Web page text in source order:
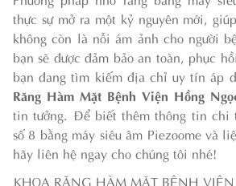
thực sự mở ra một kỷ nguyên mới,
không còn là nỗi ám ảnh cho người
bạn sẽ được đảm bảo an toàn, phục
bạn đang tìm kiếm địa chỉ uy tín áp
Răng Hàm Mặt Bệnh Viện Hồng
tin tưởng. Để biết thêm thông tin chi
số 8 bằng máy siêu âm Piezoome và
hãy liên hệ ngay cho chúng tôi nhé!
KHOA RĂNG HÀM MẶT BỆNH